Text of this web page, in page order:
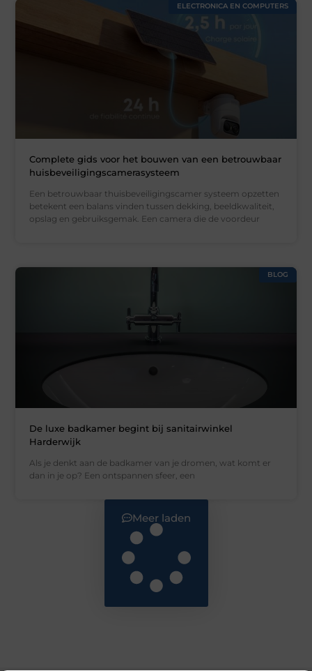
ELECTRONICA EN COMPUTERS
Complete gids voor het bouwen van een betrouwbaar
huisbeveiligingscamerasysteem
Een betrouwbaar thuisbeveiligingscamer systeem opzetten
betekent een balans vinden tussen dekking, beeldkwaliteit,
opslag en gebruiksgemak. Een camera die de voordeur
BLOG
De luxe badkamer begint bij sanitairwinkel
Harderwijk
Als je denkt aan de badkamer van je dromen, wat komt er
dan in je op? Een ontspannen sfeer, een
Meer laden